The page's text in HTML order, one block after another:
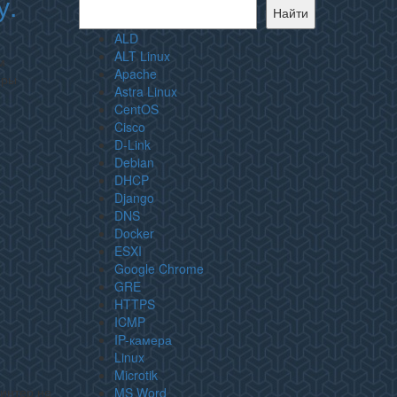
не
Найти
ALD
ALT Linux
Apache
Astra Linux
CentOS
Cisco
D-Link
Debian
DHCP
Django
DNS
Docker
ESXI
Google Chrome
GRE
HTTPS
ICMP
IP-камера
Linux
Microtik
MS Word